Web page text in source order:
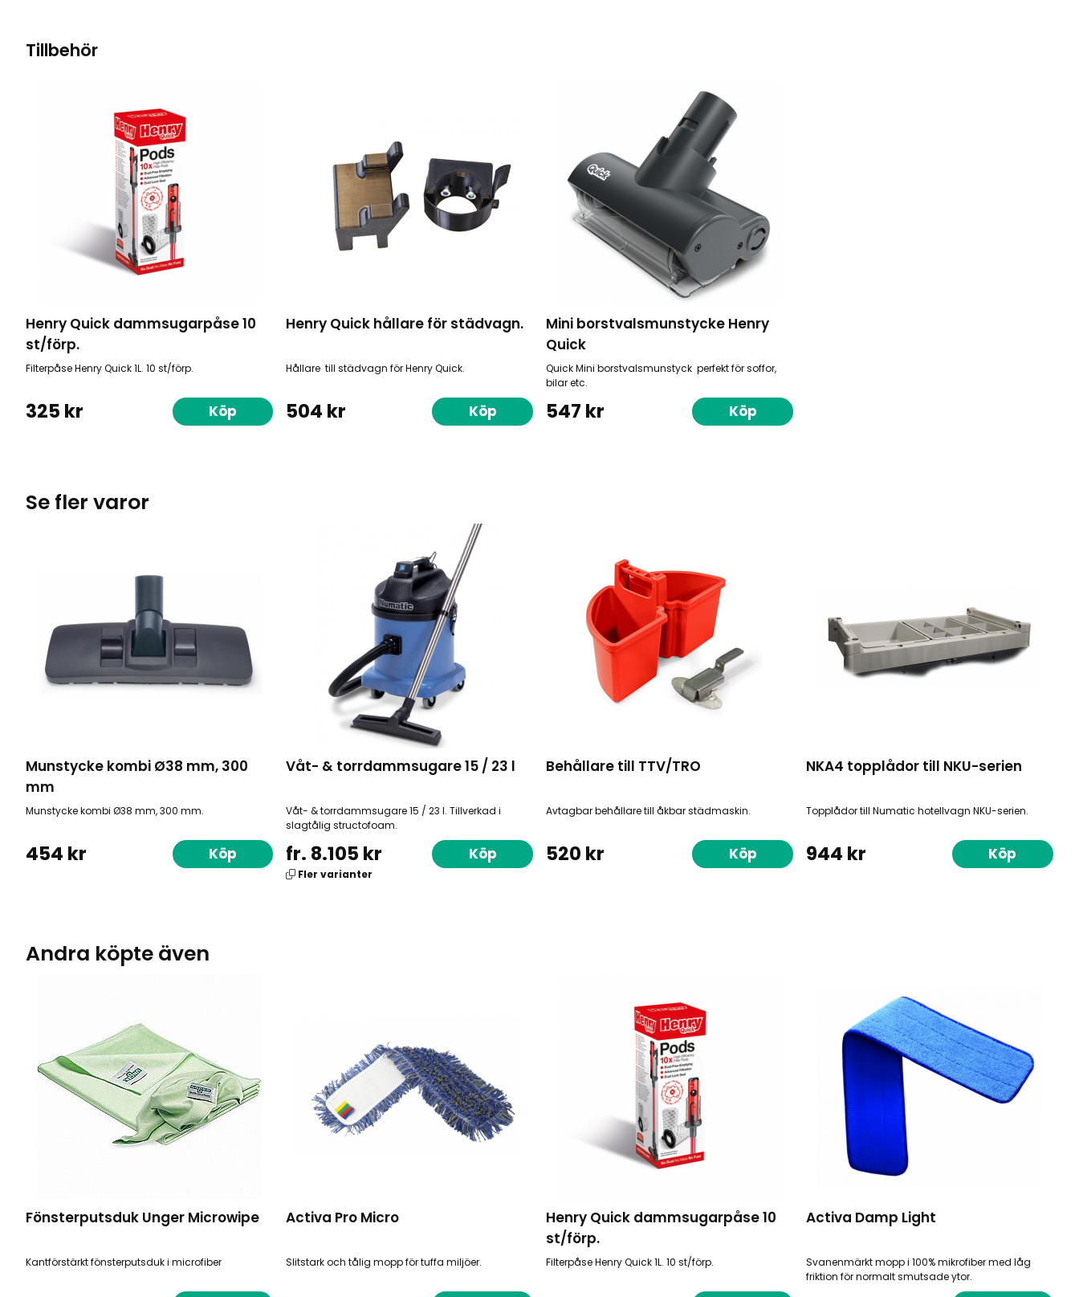
Tillbehör
Henry Quick dammsugarpåse 10
st/förp.
Filterpåse Henry Quick 1L. 10 st/förp.
325 kr Köp
Henry Quick hållare för städvagn.
Hållare till städvagn för Henry Quick.
504 kr Köp
Mini borstvalsmunstycke Henry
Quick
Quick Mini borstvalsmunstyck perfekt för soffor,
bilar etc.
547 kr Köp
Se fler varor
Munstycke kombi Ø38 mm, 300
mm
Munstycke kombi Ø38 mm, 300 mm.
454 kr Köp
Våt- & torrdammsugare 15 / 23 l
Våt- & torrdammsugare 15 / 23 l. Tillverkad i
slagtålig structofoam.
fr. 8.105 kr
Fler varianter
Köp
Behållare till TTV/TRO
Avtagbar behållare till åkbar städmaskin.
520 kr Köp
NKA4 topplådor till NKU-serien
Topplådor till Numatic hotellvagn NKU-serien.
944 kr Köp
Andra köpte även
Fönsterputsduk Unger Microwipe
Kantförstärkt fönsterputsduk i microfiber
Activa Pro Micro
Slitstark och tålig mopp för tuffa miljöer.
Henry Quick dammsugarpåse 10
st/förp.
Filterpåse Henry Quick 1L. 10 st/förp.
Activa Damp Light
Svanenmärkt mopp i 100% mikrofiber med låg
friktion för normalt smutsade ytor.